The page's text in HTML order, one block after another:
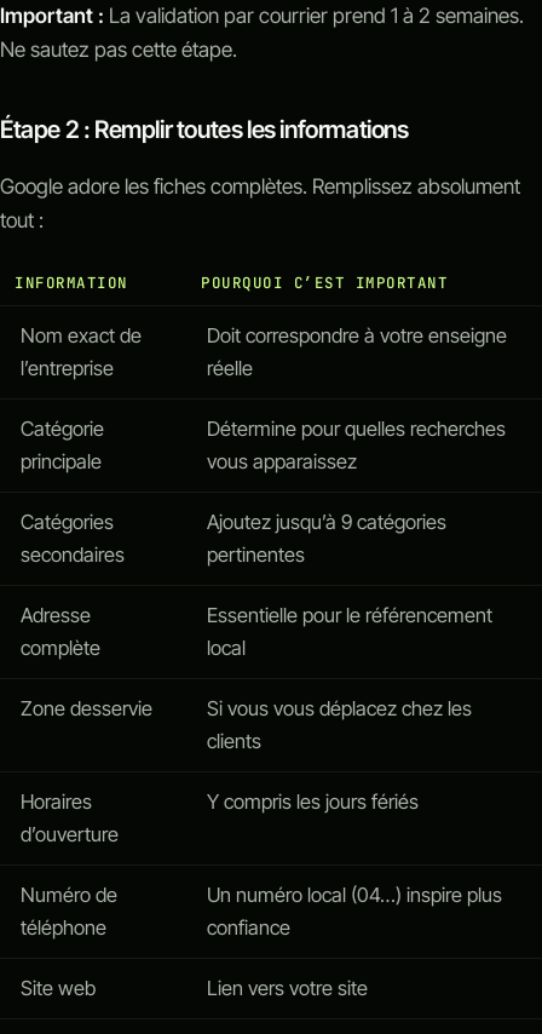
Important : La validation par courrier prend 1 à 2 semaines.
Ne sautez pas cette étape.
Étape 2 : Remplir toutes les informations
Google adore les fiches complètes. Remplissez absolument
tout :
INFORMATION POURQUOI C’EST IMPORTANT
Nom exact de
l’entreprise
Doit correspondre à votre enseigne
réelle
Catégorie
principale
Détermine pour quelles recherches
vous apparaissez
Catégories
secondaires
Ajoutez jusqu’à 9 catégories
pertinentes
Adresse
complète
Essentielle pour le référencement
local
Zone desservie
Si vous vous déplacez chez les
clients
Horaires
d’ouverture
Y compris les jours fériés
Numéro de
téléphone
Un numéro local (04…) inspire plus
confiance
Site web Lien vers votre site